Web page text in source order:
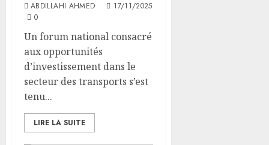
ABDILLAHI AHMED
17/11/2025
0
Un forum national consacré
aux opportunités
d’investissement dans le
secteur des transports s’est
tenu...
LIRE LA SUITE